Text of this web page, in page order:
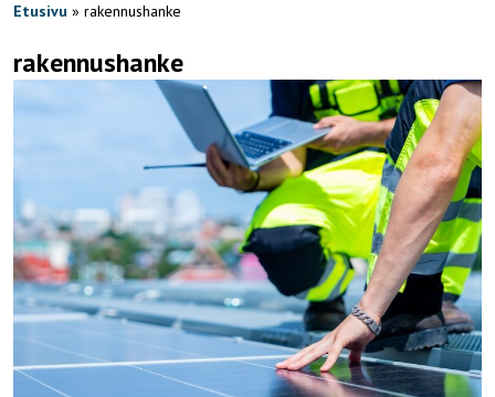
Etusivu » rakennushanke
rakennushanke